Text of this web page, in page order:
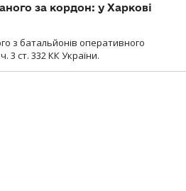
за кордон: у Харкові
з батальйонів оперативного
3 ст. 332 КК України.